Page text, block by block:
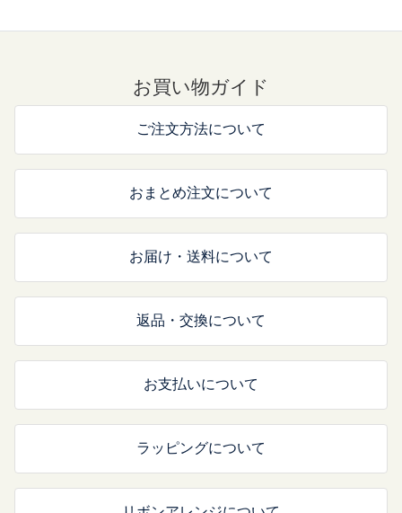
お買い物ガイド
ご注文方法について
おまとめ注文について
お届け・送料について
返品・交換について
お支払いについて
ラッピングについて